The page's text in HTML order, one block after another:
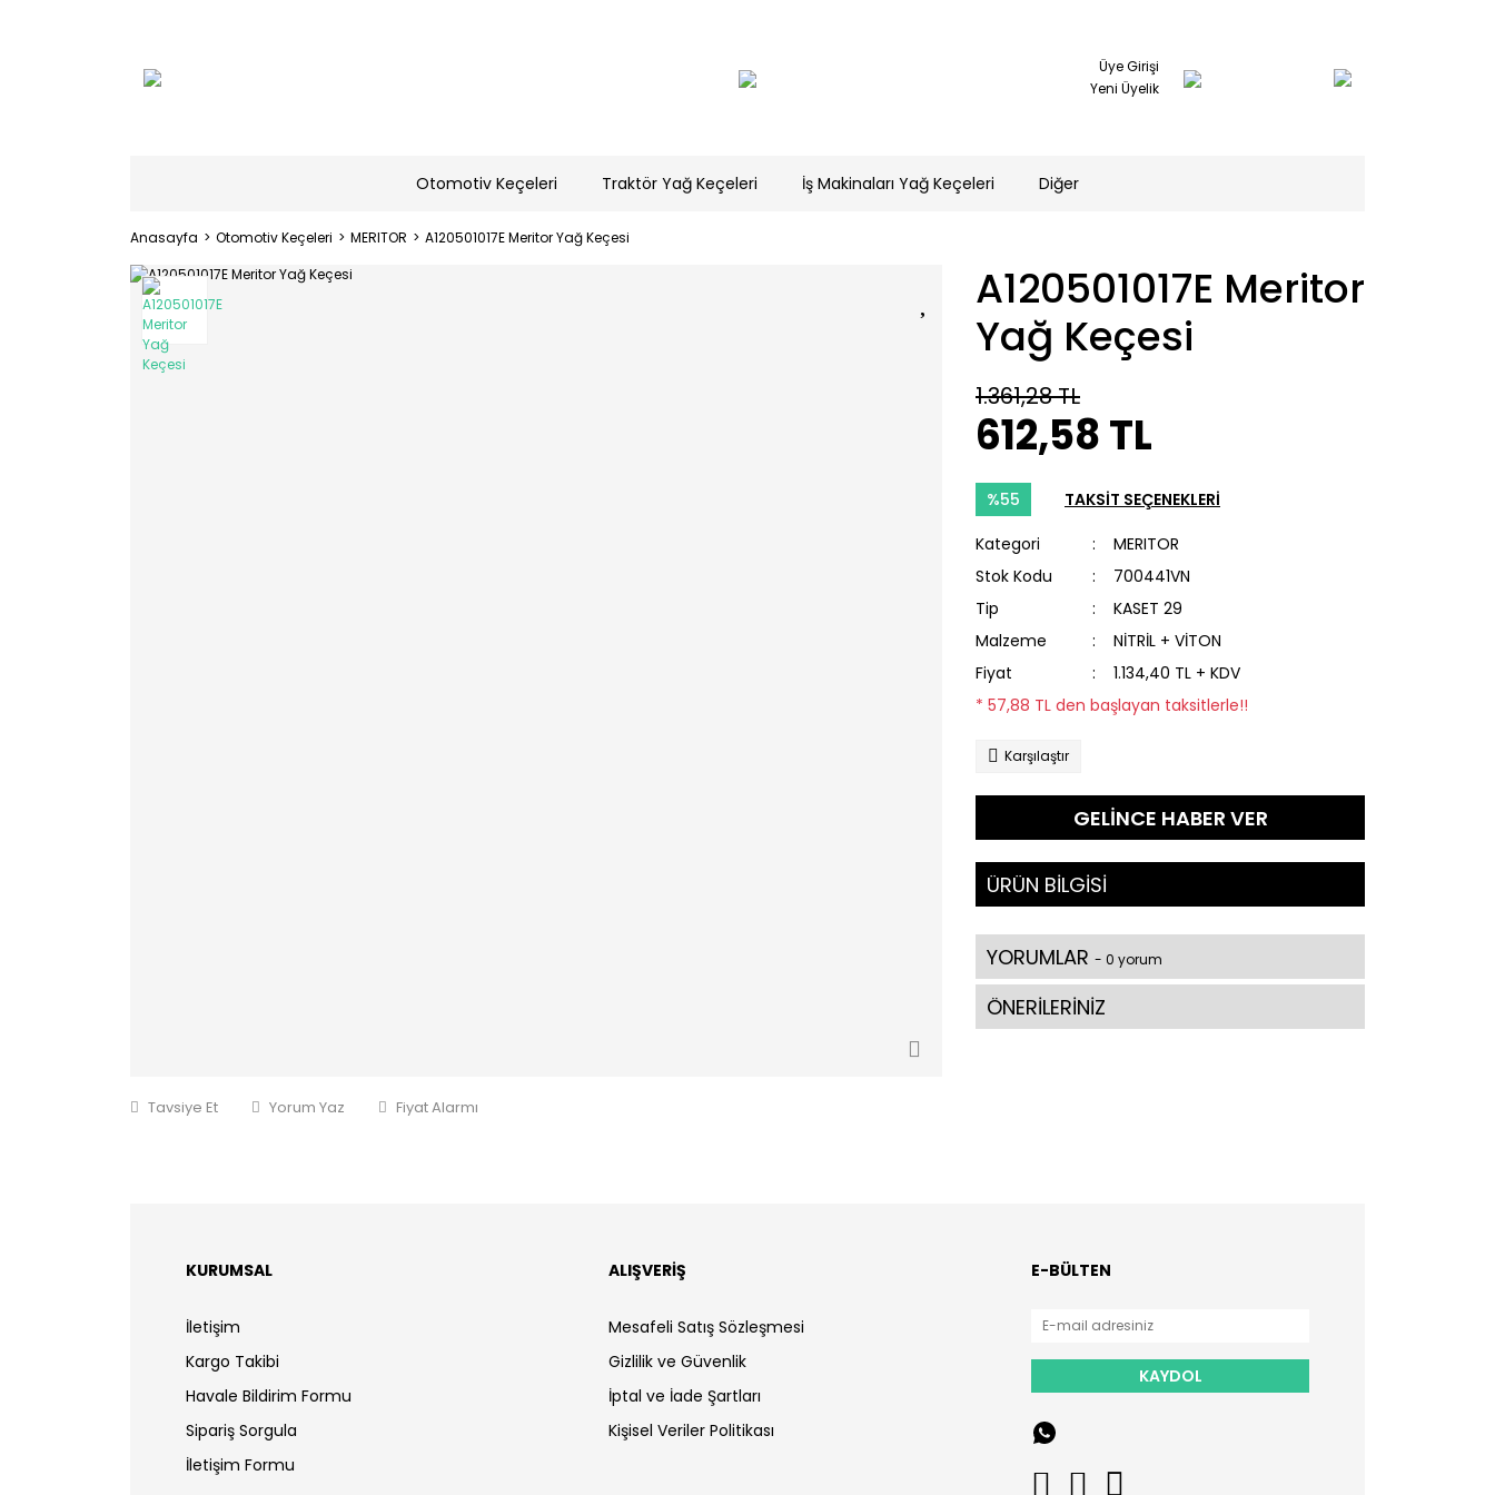
Üye Girişi
Yeni Üyelik
Otomotiv Keçeleri Traktör Yağ Keçeleri İş Makinaları Yağ Keçeleri Diğer
Anasayfa Otomotiv Keçeleri MERITOR A120501017E Meritor Yağ Keçesi
Tavsiye Et Yorum Yaz Fiyat Alarmı
A120501017E Meritor
Yağ Keçesi
1.361,28 TL
612,58 TL
%55 TAKSİT SEÇENEKLERİ
Kategori
MERITOR
Stok Kodu
700441VN
Tip
KASET 29
Malzeme
NİTRİL + VİTON
Fiyat
1.134,40 TL + KDV
* 57,88 TL den başlayan taksitlerle!!
Karşılaştır
GELİNCE HABER VER
ÜRÜN BİLGİSİ
YORUMLAR - 0 yorum
ÖNERİLERİNİZ
KURUMSAL
İletişim
Kargo Takibi
Havale Bildirim Formu
Sipariş Sorgula
İletişim Formu
ALIŞVERİŞ
Mesafeli Satış Sözleşmesi
Gizlilik ve Güvenlik
İptal ve İade Şartları
Kişisel Veriler Politikası
E-BÜLTEN
KAYDOL